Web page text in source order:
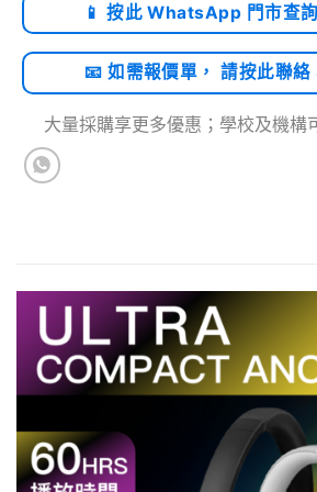
📱 按此 WhatsApp 門市查
📧 如需報價單， 請按此聯絡
大量採購享更多優惠；學校及機構